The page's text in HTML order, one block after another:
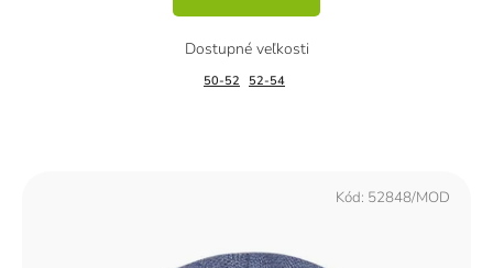
50-52 52-54
Kód: 52848/MOD